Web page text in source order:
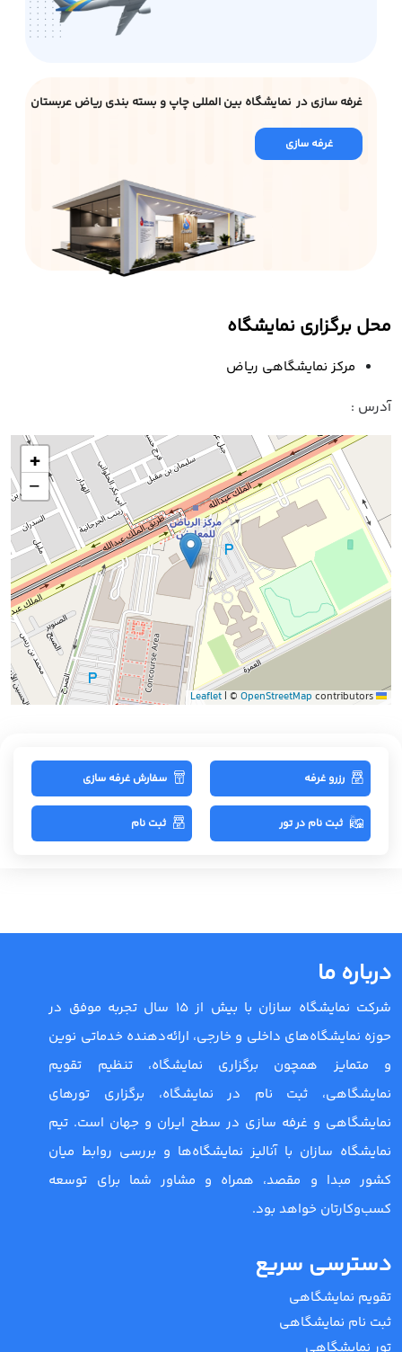
غرفه سازی در نمایشگاه بین المللی چاپ و بسته بندی ریاض عربستان
غرفه سازی
محل برگزاری نمایشگاه
مرکز نمایشگاهی ریاض
آدرس :
+
−
| © OpenStreetMap contributors
رزرو غرفه سفارش غرفه سازی
ثبت نام در تور ثبت نام
درباره ما
شرکت نمایشگاه سازان با بیش از 15 سال تجربه موفق در
حوزه نمایشگاه‌های داخلی و خارجی، ارائه‌دهنده خدماتی نوین
و متمایز همچون برگزاری نمایشگاه، تنظیم تقویم
نمایشگاهی، ثبت نام در نمایشگاه، برگزاری تورهای
نمایشگاهی و غرفه سازی در سطح ایران و جهان است. تیم
نمایشگاه سازان با آنالیز نمایشگاه‌ها و بررسی روابط میان
کشور مبدا و مقصد، همراه و مشاور شما برای توسعه
کسب‌وکارتان خواهد بود.
دسترسی سریع
تقویم نمایشگاهی
ثبت نام نمایشگاهی